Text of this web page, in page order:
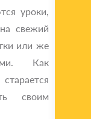
уроки,
свежий
или же
Как
своим